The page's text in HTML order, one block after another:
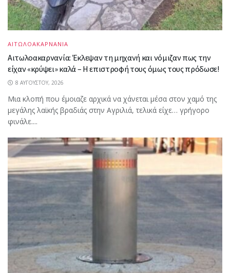
ΑΙΤΩΛΟΑΚΑΡΝΑΝΙΑ
Αιτωλοακαρνανία: Έκλεψαν τη μηχανή και νόμιζαν πως την
είχαν «κρύψει» καλά – Η επιστροφή τους όμως τους πρόδωσε!
8 ΑΥΓΟΎΣΤΟΥ, 2026
Μια κλοπή που έμοιαζε αρχικά να χάνεται μέσα στον χαμό της
μεγάλης λαϊκής βραδιάς στην Αγριλιά, τελικά είχε… γρήγορο
φινάλε....